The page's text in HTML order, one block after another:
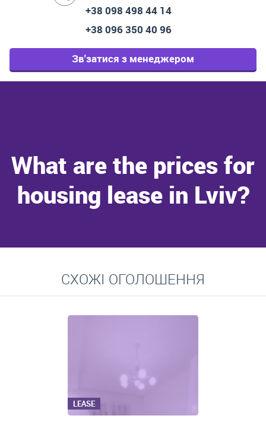
+38 098 498 44 14
+38 096 350 40 96
Зв'затися з менеджером
What are the prices for
housing lease in Lviv?
Average prices for long-term lease of apartments, private
residences, rooms
СХОЖІ ОГОЛОШЕННЯ
LEASE